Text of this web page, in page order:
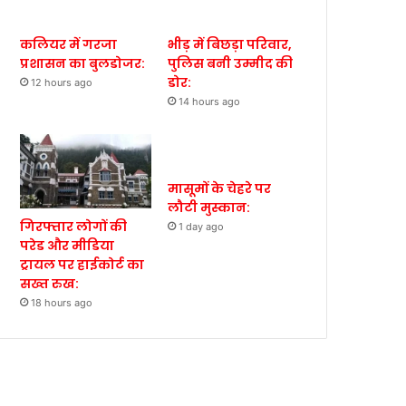
कलियर में गरजा
प्रशासन का बुलडोजर:
12 hours ago
भीड़ में बिछड़ा परिवार,
पुलिस बनी उम्मीद की
डोर:
14 hours ago
गिरफ्तार लोगों की
परेड और मीडिया
ट्रायल पर हाईकोर्ट का
सख्त रुख:
18 hours ago
मासूमों के चेहरे पर
लौटी मुस्कान:
1 day ago